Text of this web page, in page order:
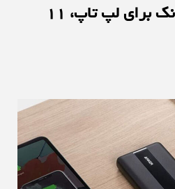
معرفی بهترین پاور بانک برای لپ تاپ، 11